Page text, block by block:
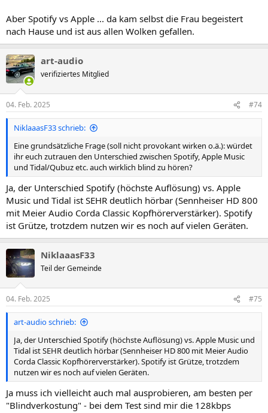
Aber Spotify vs Apple ... da kam selbst die Frau begeistert
nach Hause und ist aus allen Wolken gefallen.
art-audio
verifiziertes Mitglied
04. Feb. 2025 #74
NiklaaasF33 schrieb:
Eine grundsätzliche Frage (soll nicht provokant wirken o.ä.): würdet
ihr euch zutrauen den Unterschied zwischen Spotify, Apple Music
und Tidal/Qubuz etc. auch wirklich blind zu hören?
Ja, der Unterschied Spotify (höchste Auflösung) vs. Apple
Music und Tidal ist SEHR deutlich hörbar (Sennheiser HD 800
mit Meier Audio Corda Classic Kopfhörerverstärker). Spotify
ist Grütze, trotzdem nutzen wir es noch auf vielen Geräten.
NiklaaasF33
Teil der Gemeinde
04. Feb. 2025 #75
art-audio schrieb:
Ja, der Unterschied Spotify (höchste Auflösung) vs. Apple Music und
Tidal ist SEHR deutlich hörbar (Sennheiser HD 800 mit Meier Audio
Corda Classic Kopfhörerverstärker). Spotify ist Grütze, trotzdem
nutzen wir es noch auf vielen Geräten.
Ja muss ich vielleicht auch mal ausprobieren, am besten per
"Blindverkostung" - bei dem Test sind mir die 128kbps